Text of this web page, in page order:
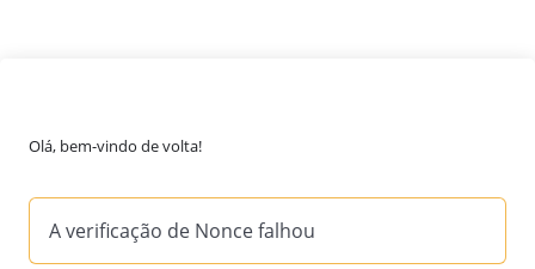
Olá, bem-vindo de volta!
A verificação de Nonce falhou